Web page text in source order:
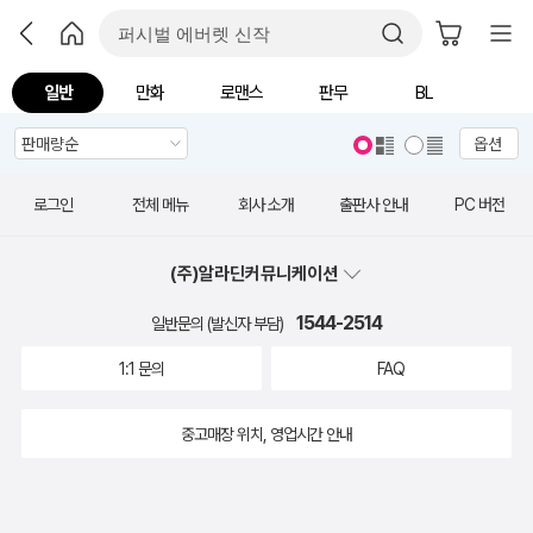
일반 만화 로맨스 판무 BL
옵션
로그인 전체 메뉴 회사 소개 출판사 안내 PC 버전
(주)알라딘커뮤니케이션
일반문의 (발신자 부담) 1544-2514
1:1 문의 FAQ
중고매장 위치, 영업시간 안내